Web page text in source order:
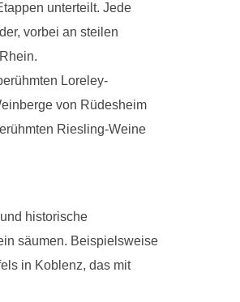
unterteilt. Jede
vorbei an steilen
Loreley-
von Rüdesheim
Riesling-Weine
historische
säumen. Beispielsweise
in Koblenz, das mit